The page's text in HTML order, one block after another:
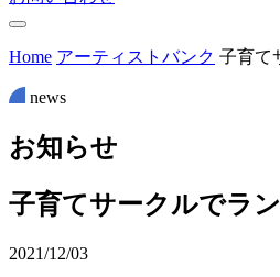
Home アーティストバンク 子育て
news
お知らせ
子育てサークルでラ
2021/12/03